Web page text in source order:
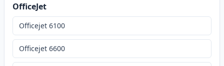
OfficeJet
Officejet 6100
Officejet 6600